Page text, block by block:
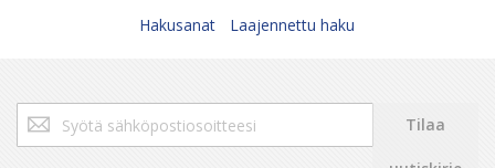
Hakusanat
Laajennettu haku
Tilaa
uutiskirjeemme:
Tilaa